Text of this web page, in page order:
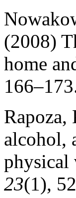
(2008)
home
alcohol,
physical
23(1),